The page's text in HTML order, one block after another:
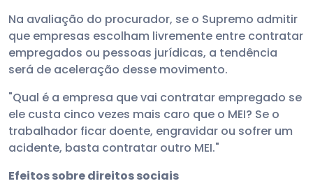
Na avaliação do procurador, se o Supremo admitir
que empresas escolham livremente entre contratar
empregados ou pessoas jurídicas, a tendência
será de aceleração desse movimento.
"Qual é a empresa que vai contratar empregado se
ele custa cinco vezes mais caro que o MEI? Se o
trabalhador ficar doente, engravidar ou sofrer um
acidente, basta contratar outro MEI."
Efeitos sobre direitos sociais